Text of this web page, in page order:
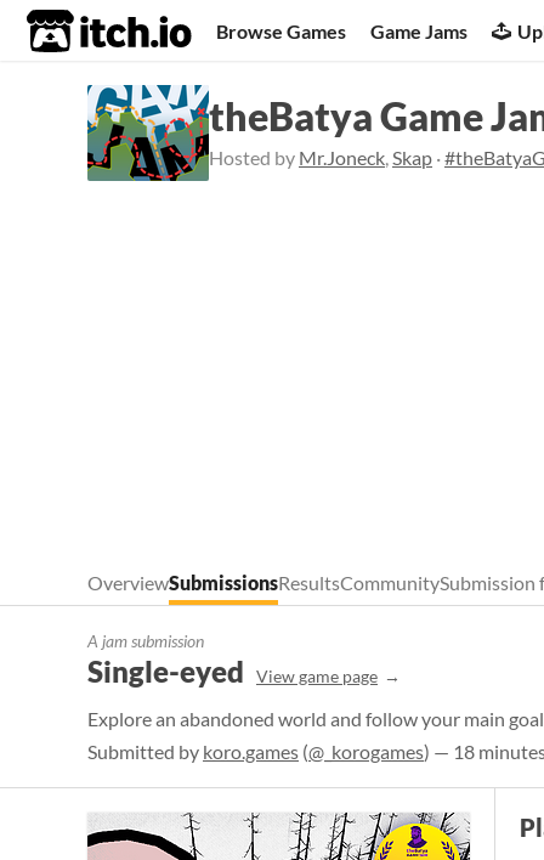
itch.io Browse Games Game Jams
theBatya Game
Hosted by Mr.Joneck,Skap ·
OverviewSubmissionsResultsCommunitySubmission
A jam submission
Single-eyed View game page
Explore an abandoned world and follow your main
Submitted by koro.games (@_korogames) — 18